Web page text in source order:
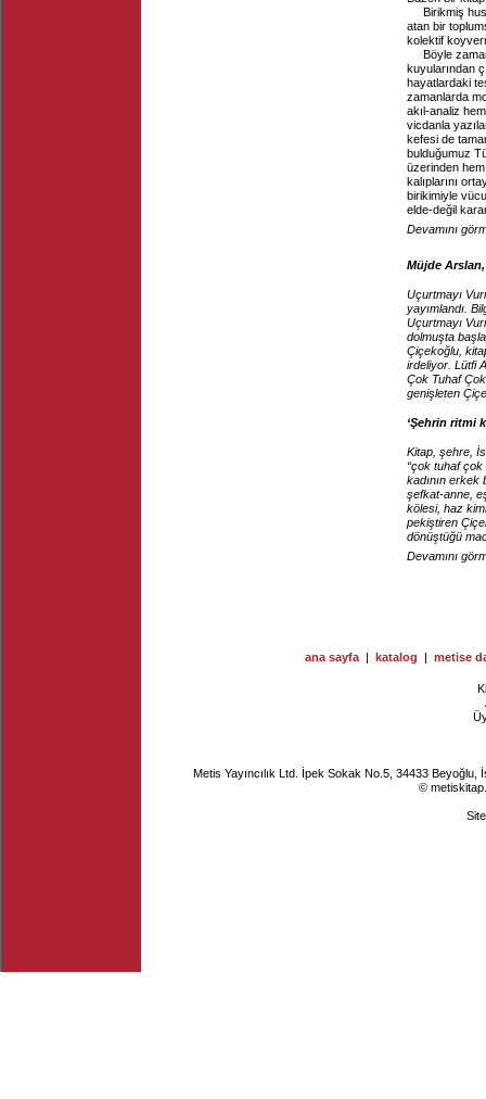
Birikmiş
atan bir
kolektif
Böyle
kuyularından
hayatlardaki
zamanlarda
akıl-analiz
vicdanla
kefesi de
bulduğumuz
üzerinden
kalıplarını
birikimiyle
elde-değil
Devamını
Müjde Arslan,
Uçurtmayı
yayımlandı.
Uçurtmayı
dolmuşta
Çiçekoğlu,
irdeliyor. Lütfi
Çok Tuhaf Çok
genişleten
‘Şehrin ritmi
Kitap, şehre,
“çok tuhaf çok
kadının erkek
şefkat-anne,
kölesi, haz
pekiştiren
dönüştüğü
Devamını
ana sayfa | katalog | metise
Metis Yayıncılık Ltd. İpek Sokak No.5, 34433
©